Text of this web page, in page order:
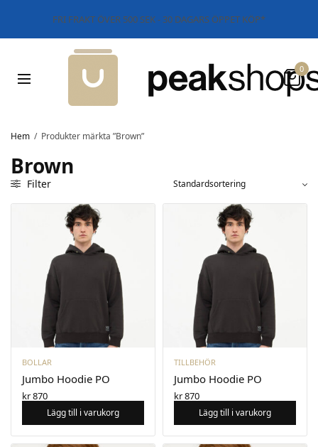
FRI FRAKT ÖVER 500 SEK - 30 DAGARS ÖPPET KÖP*
0
Hem / Produkter märkta ”Brown”
Brown
Filter
BOLLAR
Jumbo Hoodie PO
kr870
Lägg till i varukorg
TILLBEHÖR
Jumbo Hoodie PO
kr870
Lägg till i varukorg